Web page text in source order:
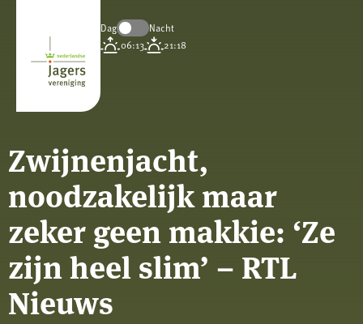
Koninklijke
Nederlandse
Jagersvereniging
Dag
Nacht
06:13
21:18
Zwijnenjacht,
noodzakelijk maar
zeker geen makkie: ‘Ze
zijn heel slim’ – RTL
Nieuws